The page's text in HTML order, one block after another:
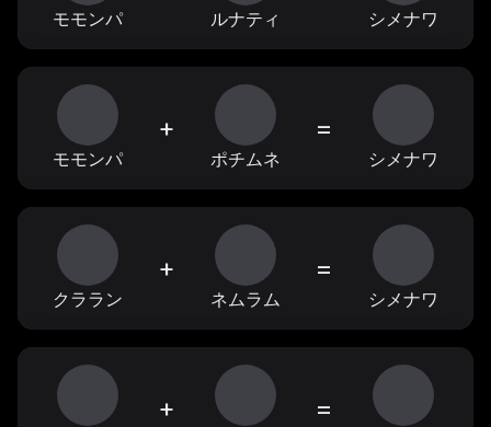
モモンパ ルナティ シメナワ
モモンパ
+
ポチムネ
=
シメナワ
クララン
+
ネムラム
=
シメナワ
+ =